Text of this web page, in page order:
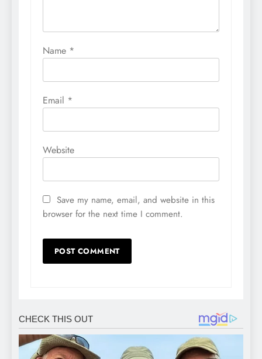
Name *
Email *
Website
Save my name, email, and website in this
browser for the next time I comment.